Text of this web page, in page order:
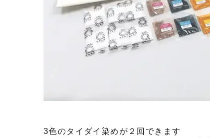
3色のタイダイ染めが２回できます